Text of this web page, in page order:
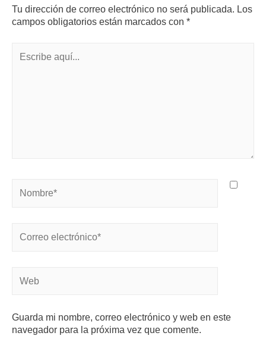
Tu dirección de correo electrónico no será publicada. Los
campos obligatorios están marcados con *
Guarda mi nombre, correo electrónico y web en este
navegador para la próxima vez que comente.